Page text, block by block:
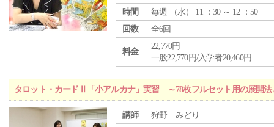
時間
毎週 （水） 11 ：30 ～ 12 ：50
回数
全6回
料金
22,770円
一般22,770円/入学者20,460円
タロット・カードⅡ「小アルカナ」実習 ～78枚フルセット用の展開法
講師 狩野 みどり